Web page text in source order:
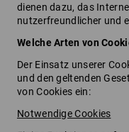
dienen dazu, das
nutzerfreundlicher und
Welche Arten von
Der Einsatz unserer
und den geltenden
von Cookies ein:
Notwendige Cookies